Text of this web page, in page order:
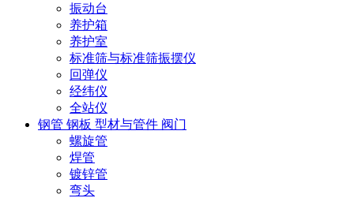
振动台
养护箱
养护室
标准筛与标准筛振摆仪
回弹仪
经纬仪
全站仪
钢管 钢板 型材与管件 阀门
螺旋管
焊管
镀锌管
弯头